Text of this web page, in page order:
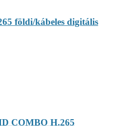
földi/kábeles digitális
COMBO H.265